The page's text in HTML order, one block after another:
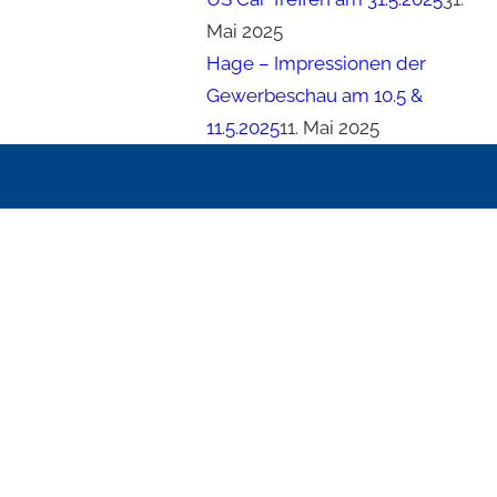
Mai 2025
Hage – Impressionen der
Gewerbeschau am 10.5 &
11.5.202511. Mai 2025